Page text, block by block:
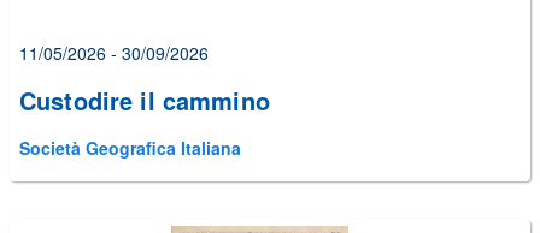
11/05/2026 - 30/09/2026
Custodire il cammino
Società Geografica Italiana